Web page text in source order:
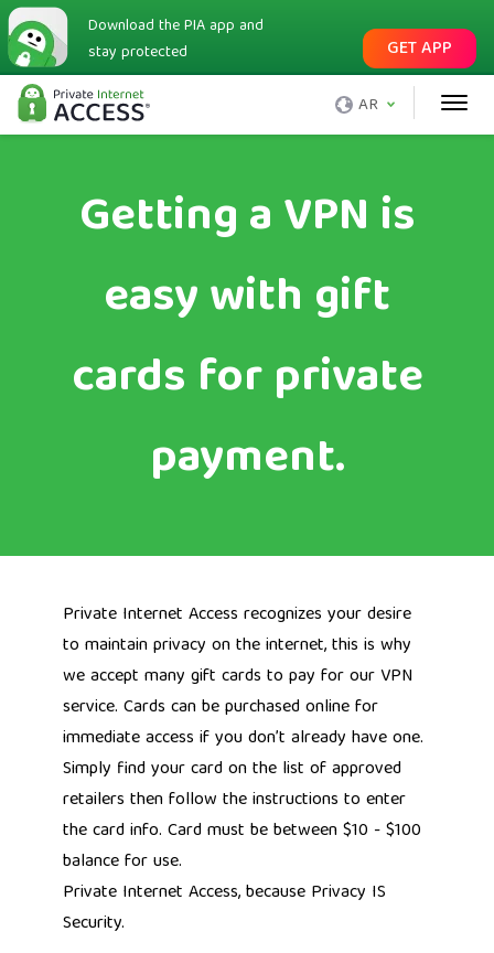
Download the PIA app and
stay protected
GET APP
AR
Getting a VPN is
easy with gift
cards for private
payment.
Private Internet Access recognizes your desire
to maintain privacy on the internet, this is why
we accept many gift cards to pay for our VPN
service. Cards can be purchased online for
immediate access if you don’t already have one.
Simply find your card on the list of approved
retailers then follow the instructions to enter
the card info. Card must be between $10 - $100
balance for use.
Private Internet Access, because Privacy IS
Security.